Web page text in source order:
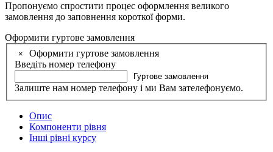
Пропонуємо спростити процес оформлення великого
замовлення до заповнення короткої форми.
Оформити гуртове замовлення
×
Оформити гуртове замовлення
Введіть номер телефону
Гуртове замовлення
Залиште нам номер телефону і ми Вам зателефонуємо.
Опис
Компоненти рівня
Інші рівні курсу